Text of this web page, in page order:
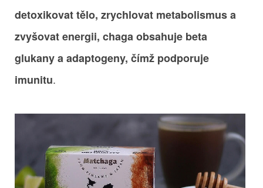
detoxikovat tělo, zrychlovat metabolismus a
zvyšovat energii, chaga obsahuje beta
glukany a adaptogeny, čímž podporuje
imunitu.